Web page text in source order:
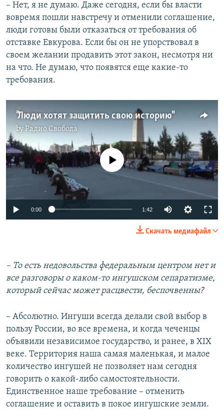
– Нет, я не думаю. Даже сегодня, если бы власти
вовремя пошли навстречу и отменили соглашение,
люди готовы были отказаться от требования об
отставке Евкурова. Если бы он не упорствовал в
своем желании продавить этот закон, несмотря ни
на что. Не думаю, что появятся еще какие-то
требования.
"Люди хотят защитить свою историю"
byРадио Свобода
No media source currently available
0:00 1:42
Скачать медиафайл
– То есть недовольства федеральным центром нет и
все разговоры о каком-то ингушском сепаратизме,
который сейчас может расцвести, беспочвенны?
– Абсолютно. Ингуши всегда делали свой выбор в
пользу России, во все времена, и когда чеченцы
объявили независимое государство, и ранее, в XIX
веке. Территория наша самая маленькая, и малое
количество ингушей не позволяет нам сегодня
говорить о какой-либо самостоятельности.
Единственное наше требование – отменить
соглашение и оставить в покое ингушские земли.